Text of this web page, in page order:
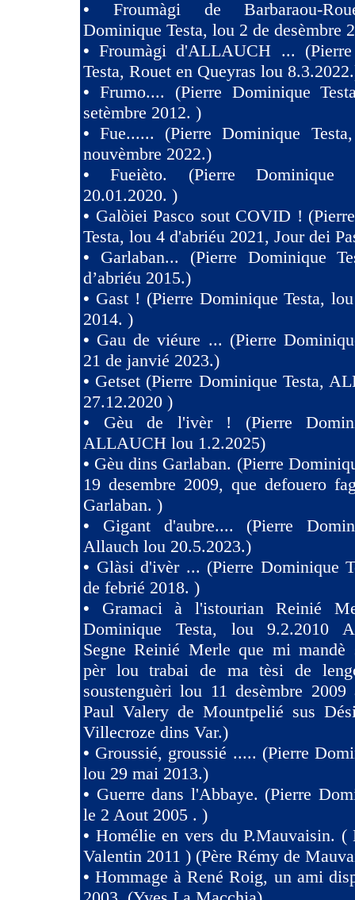
• Froumàgi de Barbaraou-
Dominique Testa, lou 2 de desèmbre
•Froumàgi d'ALLAUCH ...
Testa, Rouet en Queyras lou
• Frumo.... (Pierre Dominique
setèmbre 2012. )
•Fue...... (Pierre Dominique
nouvèmbre 2022.)
•Fueièto. (Pierre Dominique
20.01.2020. )
• Galòiei Pasco sout COVID !
Testa, lou 4 d'abriéu 2021, Jour dei
• Garlaban... (Pierre Dominique
d’abriéu 2015.)
• Gast ! (Pierre Dominique Testa,
2014. )
• Gau de viéure ... (Pierre
21 de janvié 2023.)
• Getset (Pierre Dominique Testa,
27.12.2020 )
• Gèu de l'ivèr ! (Pierre
ALLAUCH lou 1.2.2025)
• Gèu dins Garlaban. (Pierre
19 desembre 2009, que defouero
Garlaban. )
• Gigant d'aubre.... (Pierre
Allauch lou 20.5.2023.)
• Glàsi d'ivèr ... (Pierre Dominique
de febrié 2018. )
• Gramaci à l'istourian Reinié
Dominique Testa, lou 9.2.2010
Segne Reinié Merle que mi mandè
pèr lou trabai de ma tèsi de
soustenguèri lou 11 desèmbre
Paul Valery de Mountpelié sus
Villecroze dins Var.)
• Groussié, groussié ..... (Pierre
lou 29 mai 2013.)
• Guerre dans l'Abbaye. (Pierre
le 2 Aout 2005 . )
• Homélie en vers du P.Mauvaisin. (
Valentin 2011 ) (Père Rémy de
•Hommage à René Roig, un ami